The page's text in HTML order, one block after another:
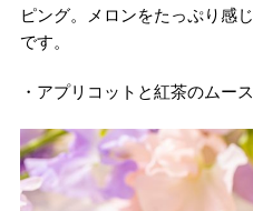
ピング。メロンをたっぷり感
です。
・アプリコットと紅茶のムース